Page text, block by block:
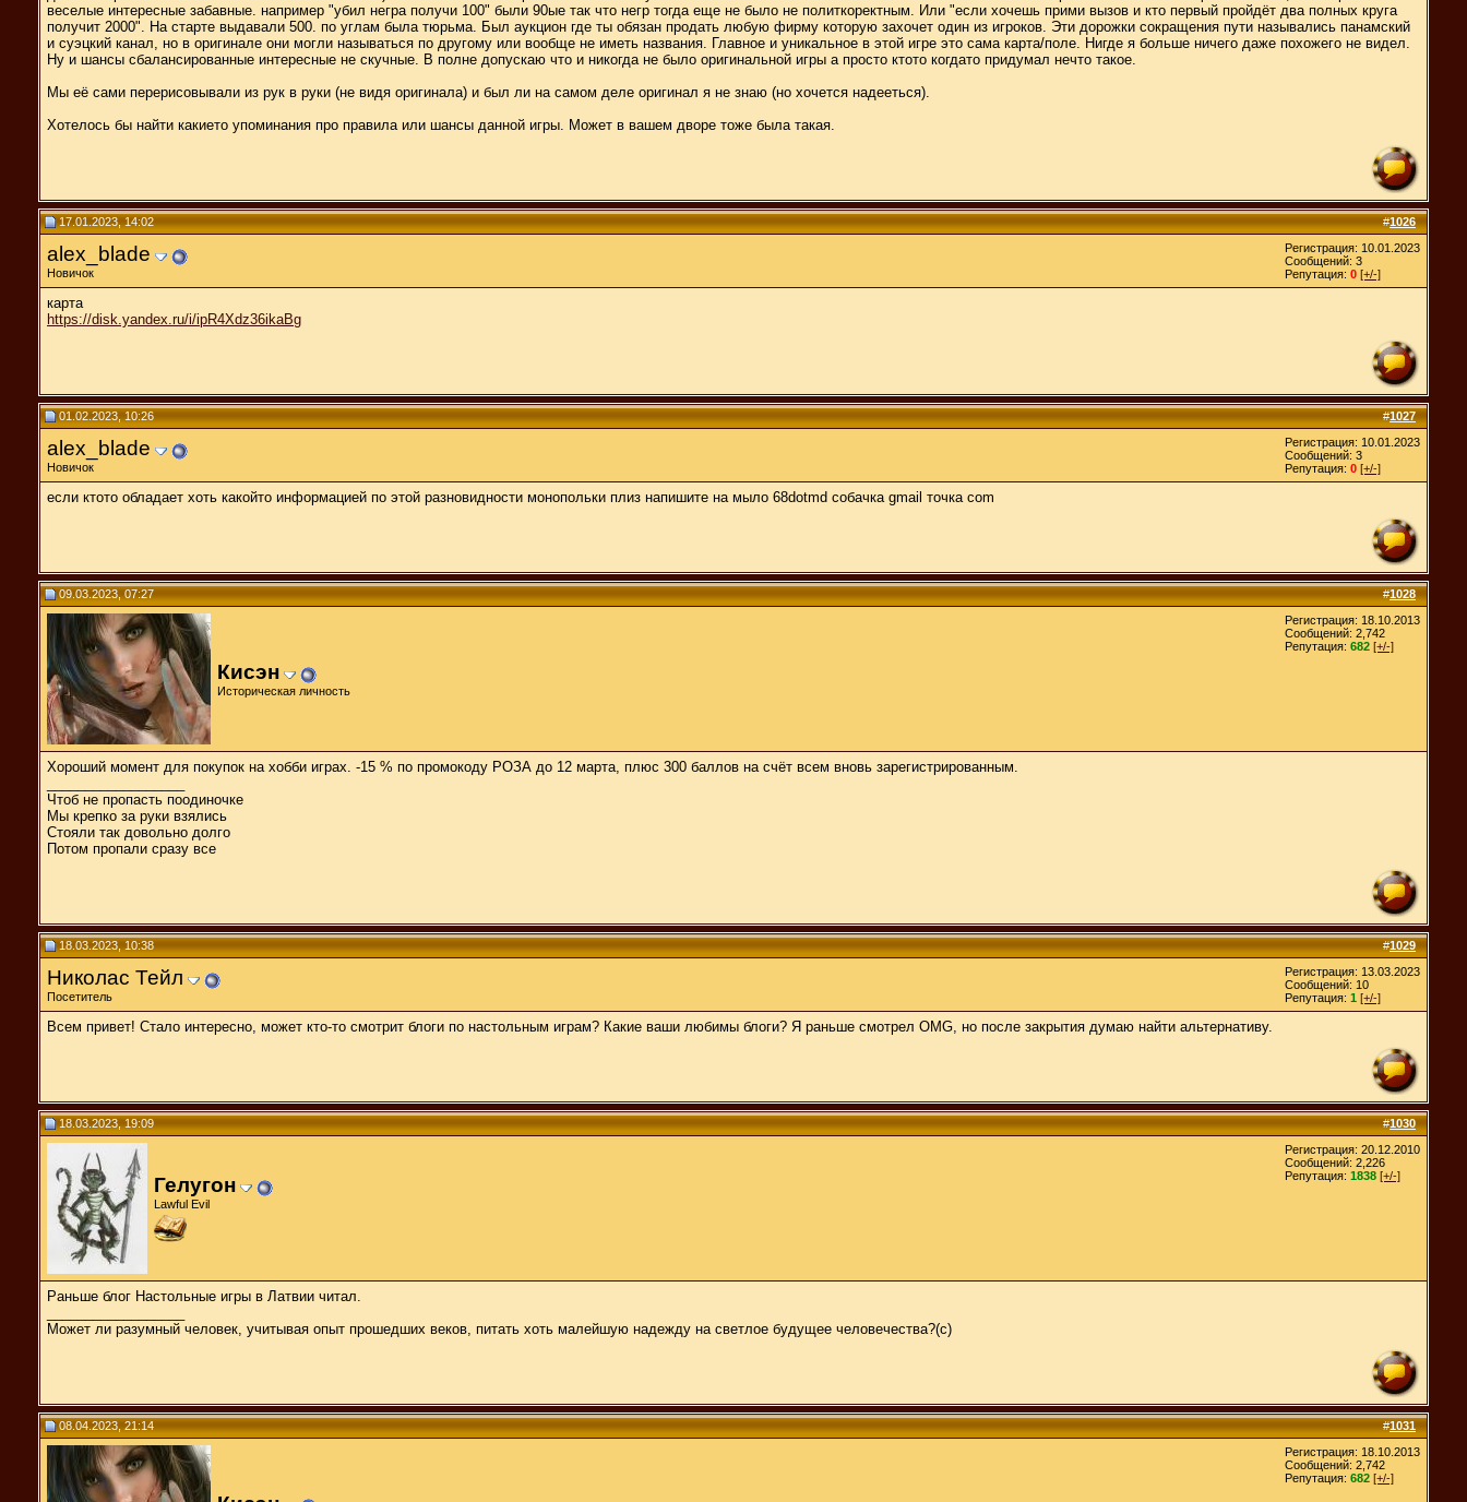
веселые интересные забавные. например "убил негра получи 100" были 90ые так что негр тогда еще не было не политкоректным. Или "если хочешь прими вызов и кто первый пройдёт два полных круга
получит 2000". На старте выдавали 500. по углам была тюрьма. Был аукцион где ты обязан продать любую фирму которую захочет один из игроков. Эти дорожки сокращения пути назывались панамский
и суэцкий канал, но в оригинале они могли называться по другому или вообще не иметь названия. Главное и уникальное в этой игре это сама карта/поле. Нигде я больше ничего даже похожего не видел.
Ну и шансы сбалансированные интересные не скучные. В полне допускаю что и никогда не было оригинальной игры а просто ктото когдато придумал нечто такое.
Мы её сами перерисовывали из рук в руки (не видя оригинала) и был ли на самом деле оригинал я не знаю (но хочется надееться).
Хотелось бы найти какието упоминания про правила или шансы данной игры. Может в вашем дворе тоже была такая.
#1026
17.01.2023, 14:02
alex_blade
Новичок
Регистрация: 10.01.2023
Сообщений: 3
Репутация: 0 [+/-]
карта
https://disk.yandex.ru/i/ipR4Xdz36ikaBg
#1027
01.02.2023, 10:26
alex_blade
Новичок
Регистрация: 10.01.2023
Сообщений: 3
Репутация: 0 [+/-]
если ктото обладает хоть какойто информацией по этой разновидности монопольки плиз напишите на мыло 68dotmd собачка gmail точка com
#1028
09.03.2023, 07:27
Кисэн
Историческая личность
Регистрация: 18.10.2013
Сообщений: 2,742
Репутация: 682 [+/-]
Хороший момент для покупок на хобби играх. -15 % по промокоду РОЗА до 12 марта, плюс 300 баллов на счёт всем вновь зарегистрированным.
Чтоб не пропасть поодиночке
Мы крепко за руки взялись
Стояли так довольно долго
Потом пропали сразу все
#1029
18.03.2023, 10:38
Николас Тейл
Посетитель
Регистрация: 13.03.2023
Сообщений: 10
Репутация: 1 [+/-]
Всем привет! Стало интересно, может кто-то смотрит блоги по настольным играм? Какие ваши любимы блоги? Я раньше смотрел OMG, но после закрытия думаю найти альтернативу.
#1030
18.03.2023, 19:09
Гелугон
Lawful Evil
Регистрация: 20.12.2010
Сообщений: 2,226
Репутация: 1838 [+/-]
Раньше блог Настольные игры в Латвии читал.
Может ли разумный человек, учитывая опыт прошедших веков, питать хоть малейшую надежду на светлое будущее человечества?(с)
#1031
08.04.2023, 21:14
Регистрация: 18.10.2013
Сообщений: 2,742
Репутация: 682 [+/-]